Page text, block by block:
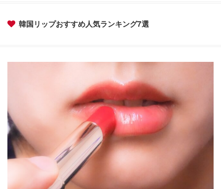
韓国リップおすすめ人気ランキング7選